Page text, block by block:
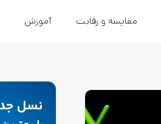
مقایسه و رقابت آموزش